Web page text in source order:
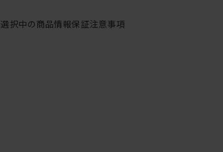
選択中の商品情報保証注意事項